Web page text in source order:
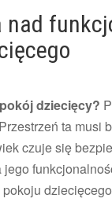
nad
dziecięcy?
ta musi
czuje się